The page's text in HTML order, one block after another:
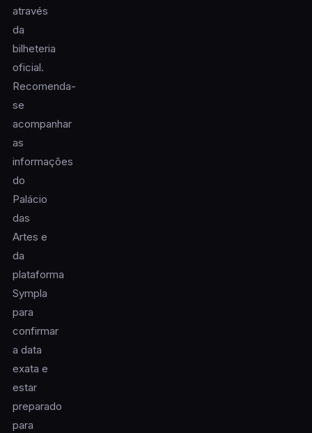
através
da
bilheteria
oficial.
Recomenda-
se
acompanhar
as
informações
do
Palácio
das
Artes e
da
plataforma
Sympla
para
confirmar
a data
exata e
estar
preparado
para